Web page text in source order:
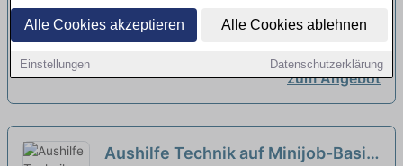
Alle Cookies akzeptieren Alle Cookies ablehnen
Einstellungen Datenschutzerklärung
(m/w/d)
Steigenberger Grandhotel and Spa
Heringsdorf | Heringsdorf
zum Angebot
Aushilfe Technik auf Minijob-Basis